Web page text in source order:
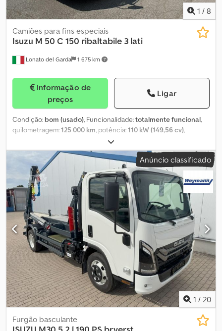
1 / 8
Lonato del Garda 1 675 km
Camiões para fins especiais
Isuzu M 50 C 150 ribaltabile 3 lati
Informação de
preços
Ligar
Condição: bom (usado), Funcionalidade:totalmente funcional,
quilometragem:125 000 km, potência:110 kW (149,56 cv),
, tipo de combustível:
branco, classe de emissão:Euro 5, Ano de fabrico:2011,
Equipamento: ABS, ar condicionado, Caminhão usado ISUZU M
50 C 150, basculante de 3 lados, ano 2011, motor 3000, 150 cv,
transmissão automática, comprimento da caçamba basculante
3.300 mm, distância entre eixos 2.500 mm. Comprimento total do
caminhão 5.100 mm, peso total 5.000 kg (carteira de condução C),
capacidade de carga útil 2.500 kg, ar condicionado, ABS, Euro 5,
pneus com 70% de vida útil, suspensão mecânica com molas de
lâmina, espelhos + vidros elétricos, rádio, 125.000 km, em bom
estado de conservação. Dodpfx Aouiyalefrjwa
Anúncio classificado
1 / 20
Furgão basculante